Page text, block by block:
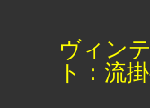
ヴィン
ト：流